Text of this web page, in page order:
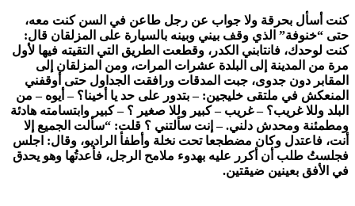
كنت أسأل بحرقة ولا جواب عن رجل طاعن في السن كنت معه،
حتى “خنوفة” الذي وقف بيني وبينه بالسيارة على المزلقان قال:
كنت لوحدك، فانتابني الكدر، وقطعت الطريق التي التقيته فيها لأول
مرة من المدينة إلى البلدة عشرات المرات، ومن المزلقان إلى
المقابر دون جدوى، جبت المدقات ورافقت الجداول حتى أوقفني
المنعكش في ملتقى خليجين: – بتدور على حد يا أخينا؟ – أيوه – من
البلد وللا غريب؟ – غريب – كبير وللا صغير ؟ – كبير وابتسامته هادئة
ومطمئنة ومحدش دلني. – إنت سألتني ؟ قلت: “سألت الجميع إلا
أنت، فاعتدل وكان مضطجعا تحت نخلة وأطفأ الراديو، وقال: اجلس
فجلستُ طلب أن أكرر عليه بهدوء ملامح الرجل، فأعدتُها وهو يحدق
في الأفق بعينين ضيقتين.